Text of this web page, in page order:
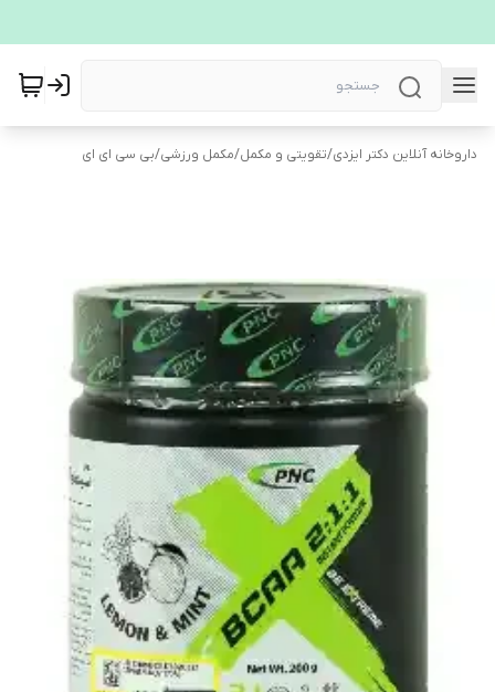
داروخانه آنلاین دکتر ایزدی/تقویتی و مکمل/مکمل ورزشی/بی سی ای ای